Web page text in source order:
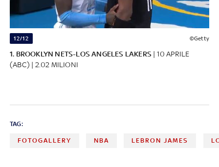
12/12 ©Getty
1. BROOKLYN NETS-LOS ANGELES LAKERS | 10 APRILE
(ABC) | 2.02 MILIONI
TAG:
FOTOGALLERY NBA LEBRON JAMES